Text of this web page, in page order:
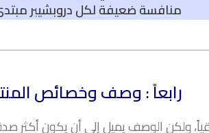
منافسة ضعيفة لكل دروبشيبر
رابعاً : وصف وخصائص
ولكن الوصف يميل إلى أن يكون أكثر